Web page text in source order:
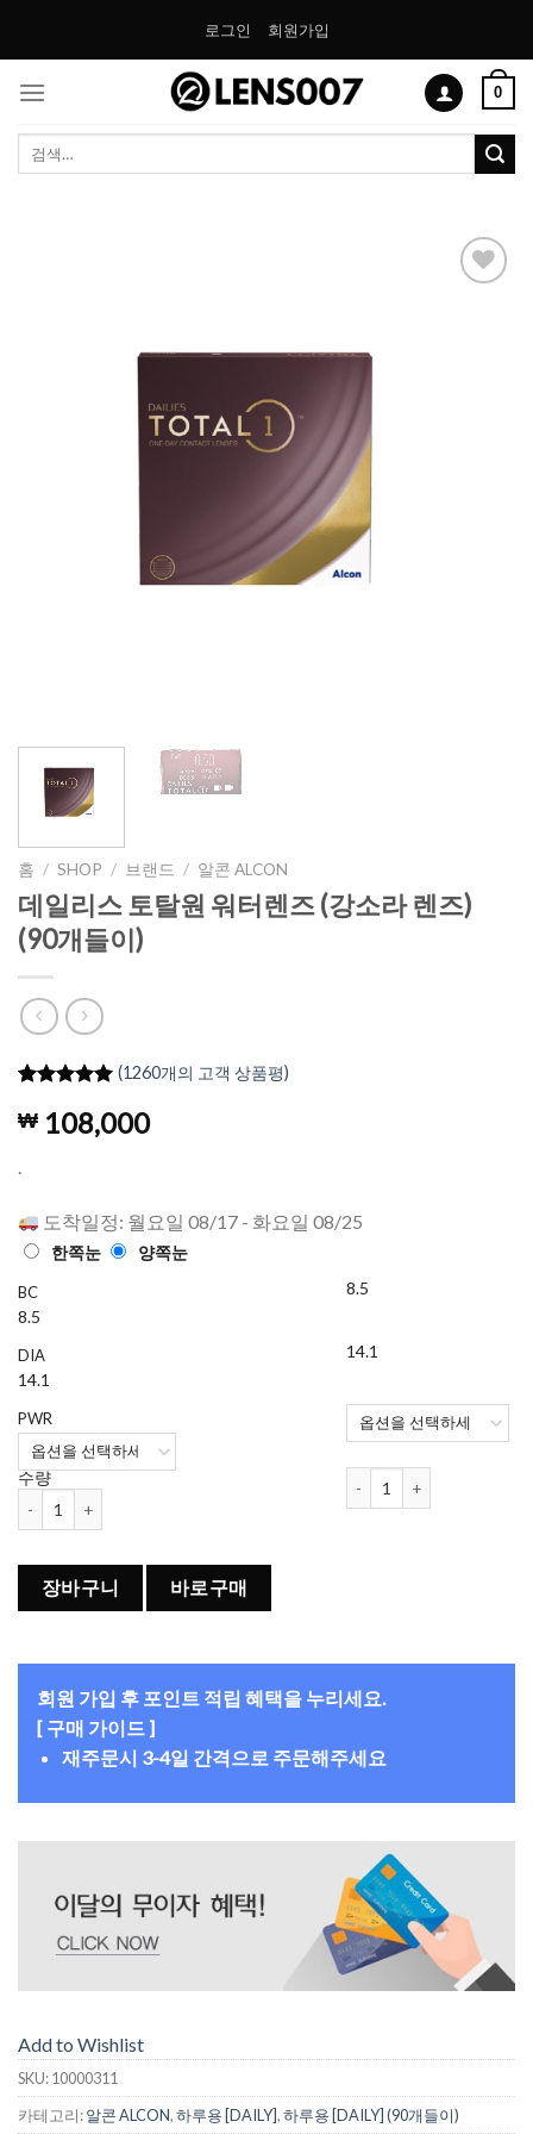
로그인 회원가입
0
색:
홈 / SHOP / 브랜드 / 알콘 ALCON
데일리스 토탈원 워터렌즈 (강소라 렌즈)
(90개들이)
고객 평가
를 기준으
점에
(1260개의 고객 상품평)
₩ 108,000
.
도착일정: 월요일 08/17 - 화요일 08/25
한쪽눈 양쪽눈
BC
8.5
DIA
14.1
PWR
수량
데일리스 토탈원 워터렌즈 (강소라 렌즈) (90개들이) 수량
8.5
14.1
장바구니 바로구매
회원 가입 후 포인트 적립 혜택을 누리세요.
[ 구매 가이드 ]
재주문시 3-4일 간격으로 주문해주세요
Add to Wishlist
SKU:10000311
카테고리:알콘 ALCON,하루용 [DAILY],하루용 [DAILY] (90개들이)